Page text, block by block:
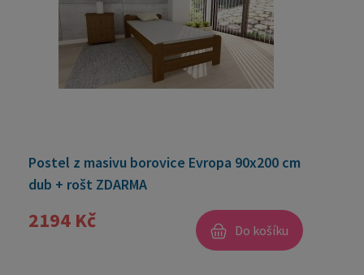
Postel z masivu borovice Evropa 90x200 cm
dub + rošt ZDARMA
2194 Kč Do košíku